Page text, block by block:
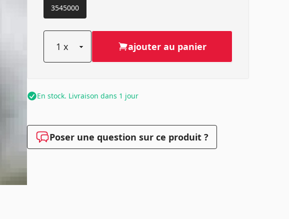
3545000
ajouter au panier
En stock. Livraison dans 1 jour
Poser une question sur ce produit ?